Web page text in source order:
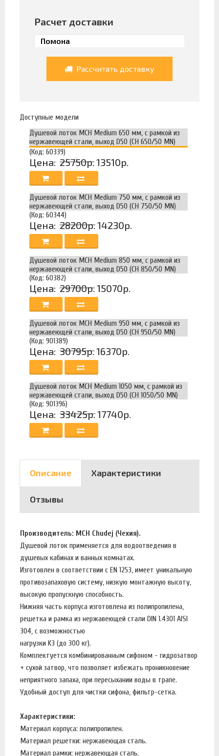
Расчет доставки
Рассчитать доставку
Доступные модели
Душевой лоток MCH Medium 650 мм, с рамкой из
нержавеющей стали, выход D50 (CH 650/50 MN)
(Код: 60339)
Цена: 25750р.13510р.
Душевой лоток MCH Medium 750 мм, с рамкой из
нержавеющей стали, выход D50 (CH 750/50 MN)
(Код: 60344)
Цена: 28200р.14230р.
Душевой лоток MCH Medium 850 мм, с рамкой из
нержавеющей стали, выход D50 (CH 850/50 MN)
(Код: 60382)
Цена: 29700р.15070р.
Душевой лоток MCH Medium 950 мм, с рамкой из
нержавеющей стали, выход D50 (CH 950/50 MN)
(Код: 901389)
Цена: 30795р.16370р.
Душевой лоток MCH Medium 1050 мм, с рамкой из
нержавеющей стали, выход D50 (CH 1050/50 MN)
(Код: 901396)
Цена: 33425р.17740р.
Описание Характеристики
Отзывы
Производитель: MCH Chudej (Чехия).
Душевой лоток применяется для водоотведения в
душевых кабинах и ванных комнатах.
Изготовлен в соответствии с EN 1253, имеет уникальную
противозапаховую систему, низкую монтажную высоту,
высокую пропускную способность.
Нижняя часть корпуса изготовлена из полипропилена,
решетка и рамка из нержавеющей стали DIN 1.4301 AISI
304, с возможностью
нагрузки K3 (до 300 кг).
Комплектуется комбинированным сифоном - гидрозатвор
+ сухой затвор, что позволяет избежать проникновение
неприятного запаха, при пересыхании воды в трапе.
Удобный доступ для чистки сифона, фильтр-сетка.
Характеристики:
Материал корпуса: полипропилен.
Материал решетки: нержавеющая сталь.
Материал рамки: нержавеющая сталь.